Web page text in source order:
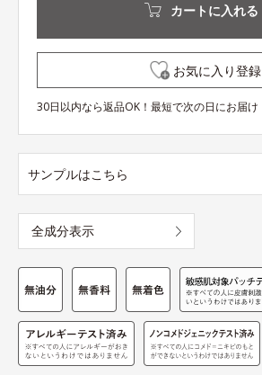
カートに入れる
お気に入り登録
30日以内なら返品OK！最短で次の日にお届け
サンプルはこちら
全成分表示